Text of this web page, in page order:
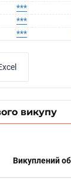
***
***
***
викупу
Викуплений